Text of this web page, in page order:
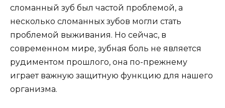
сломанный зуб был частой проблемой, а
несколько сломанных зубов могли стать
проблемой выживания. Но сейчас, в
современном мире, зубная боль не является
рудиментом прошлого, она по-прежнему
играет важную защитную функцию для нашего
организма.